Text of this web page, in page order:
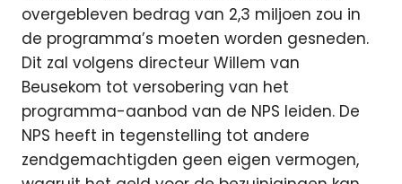
overgebleven bedrag van 2,3 miljoen zou in
de programma’s moeten worden gesneden.
Dit zal volgens directeur Willem van
Beusekom tot versobering van het
programma-aanbod van de NPS leiden. De
NPS heeft in tegenstelling tot andere
zendgemachtigden geen eigen vermogen,